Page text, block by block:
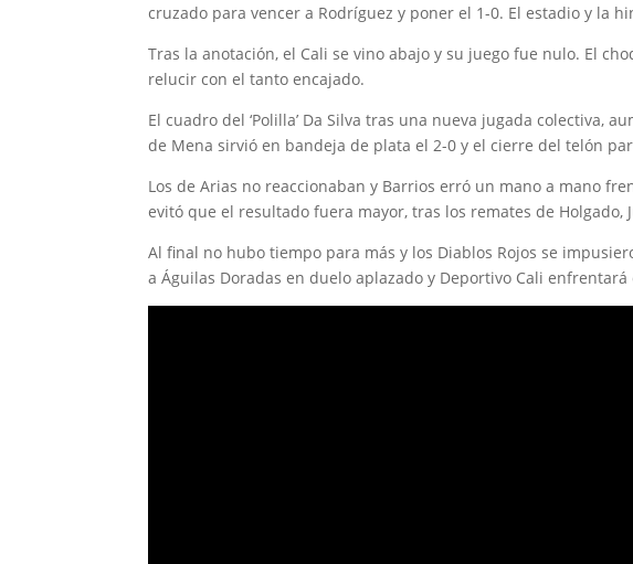
cruzado para vencer a Rodríguez y poner el 1-0. El estadio y la
Tras la anotación, el Cali se vino abajo y su juego fue nulo. El
relucir con el tanto encajado.
El cuadro del ‘Polilla’ Da Silva tras una nueva jugada colectiva,
de Mena sirvió en bandeja de plata el 2-0 y el cierre del telón
Los de Arias no reaccionaban y Barrios erró un mano a mano
evitó que el resultado fuera mayor, tras los remates de Holgado,
Al final no hubo tiempo para más y los Diablos Rojos se
a Águilas Doradas en duelo aplazado y Deportivo Cali